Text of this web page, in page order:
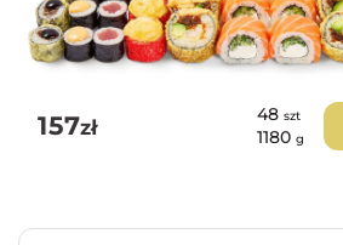
157zł
48 szt
1180 g